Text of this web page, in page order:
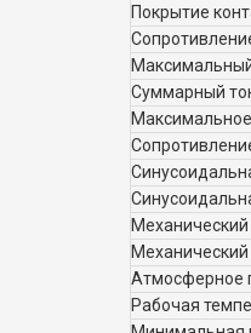
Покрытие
Суммарный
Атмосферное
Рабочая